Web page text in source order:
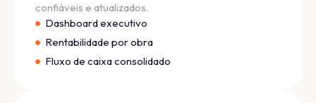
confiáveis e atualizados.
Dashboard executivo
Rentabilidade por obra
Fluxo de caixa consolidado